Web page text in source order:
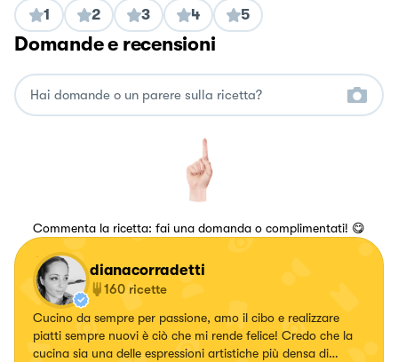
1 2 3 4 5
Domande e recensioni
Commenta la ricetta: fai una domanda o complimentati! 😋
dianacorradetti
160 ricette
Cucino da sempre per passione, amo il cibo e realizzare
piatti sempre nuovi è ciò che mi rende felice! Credo che la
cucina sia una delle espressioni artistiche più densa di